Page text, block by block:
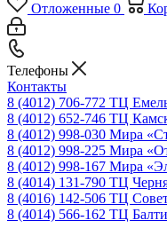
Отложенные 0
Телефоны
Контакты
8 (4012) 706-772 ТЦ
8 (4012) 652-746 ТЦ
8 (4012) 998-030 Мира
8 (4012) 998-225 Мира
8 (4012) 998-167 Мира
8 (4014) 131-790 ТЦ
8 (4016) 142-506 ТЦ
8 (4014) 566-162 ТЦ